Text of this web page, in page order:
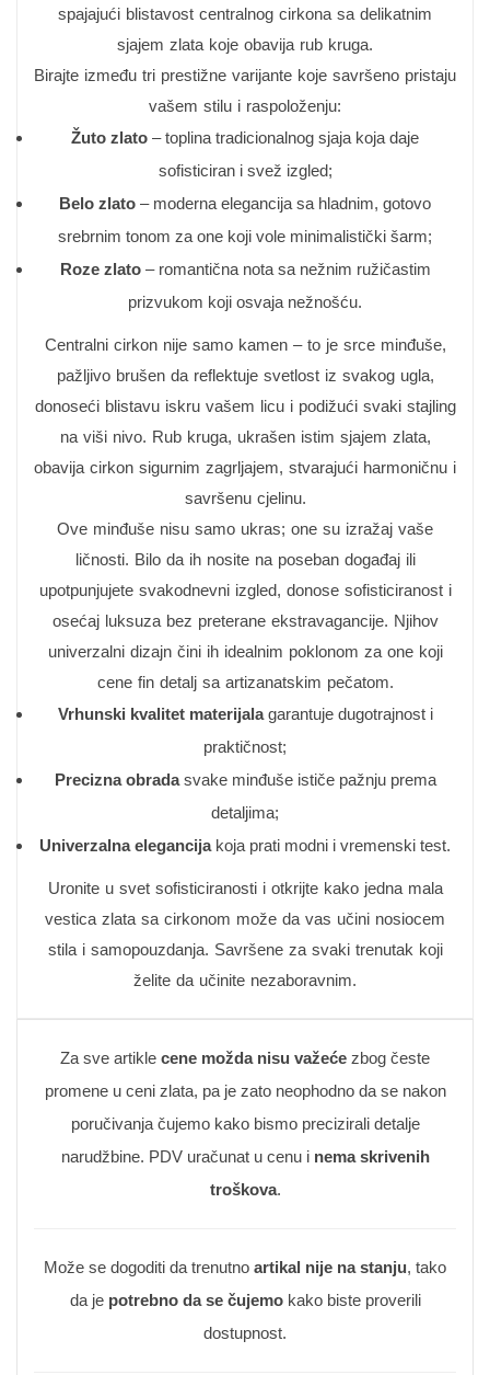
spajajući blistavost centralnog cirkona sa delikatnim
sjajem zlata koje obavija rub kruga.
Birajte između tri prestižne varijante koje savršeno pristaju
vašem stilu i raspoloženju:
Žuto zlato – toplina tradicionalnog sjaja koja daje
sofisticiran i svež izgled;
Belo zlato – moderna elegancija sa hladnim, gotovo
srebrnim tonom za one koji vole minimalistički šarm;
Roze zlato– romantična nota sa nežnim ružičastim
prizvukom koji osvaja nežnošću.
Centralni cirkon nije samo kamen – to je srce minđuše,
pažljivo brušen da reflektuje svetlost iz svakog ugla,
donoseći blistavu iskru vašem licu i podižući svaki stajling
na viši nivo. Rub kruga, ukrašen istim sjajem zlata,
obavija cirkon sigurnim zagrljajem, stvarajući harmoničnu i
savršenu cjelinu.
Ove minđuše nisu samo ukras; one su izražaj vaše
ličnosti. Bilo da ih nosite na poseban događaj ili
upotpunjujete svakodnevni izgled, donose sofisticiranost i
osećaj luksuza bez preterane ekstravagancije. Njihov
univerzalni dizajn čini ih idealnim poklonom za one koji
cene fin detalj sa artizanatskim pečatom.
Vrhunski kvalitet materijalagarantuje dugotrajnost i
praktičnost;
Precizna obradasvake minđuše ističe pažnju prema
detaljima;
Univerzalna elegancijakoja prati modni i vremenski test.
Uronite u svet sofisticiranosti i otkrijte kako jedna mala
vestica zlata sa cirkonom može da vas učini nosiocem
stila i samopouzdanja. Savršene za svaki trenutak koji
želite da učinite nezaboravnim.
Za sve artikle cene možda nisu važeće zbog česte
promene u ceni zlata, pa je zato neophodno da se nakon
poručivanja čujemo kako bismo precizirali detalje
narudžbine. PDV uračunat u cenu i nema skrivenih
troškova.
Može se dogoditi da trenutno artikal nije na stanju, tako
da je potrebno da se čujemokako biste proverili
dostupnost.